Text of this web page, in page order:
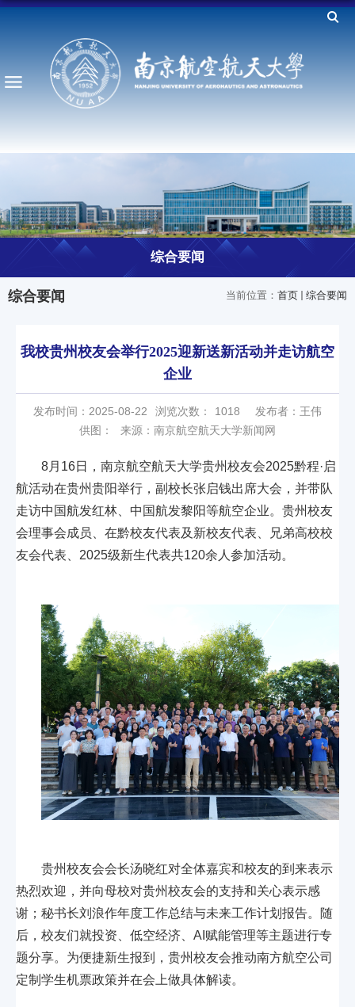
综合要闻
当前位置： 首页 综合要闻
综合要闻
我校贵州校友会举行2025迎新送新活动并走访航空
企业
发布时间：2025-08-22 浏览次数： 1018
发布者：王伟
供图：
来源：南京航空航天大学新闻网
8月16日，南京航空航天大学贵州校友会2025黔程·启
航活动在贵州贵阳举行，副校长张启钱出席大会，并带队
走访中国航发红林、中国航发黎阳等航空企业。贵州校友
会理事会成员、在黔校友代表及新校友代表、兄弟高校校
友会代表、2025级新生代表共120余人参加活动。
贵州校友会会长汤晓红对全体嘉宾和校友的到来表示
热烈欢迎，并向母校对贵州校友会的支持和关心表示感
谢；秘书长刘浪作年度工作总结与未来工作计划报告。随
后，校友们就投资、低空经济、AI赋能管理等主题进行专
题分享。为便捷新生报到，贵州校友会推动南方航空公司
定制学生机票政策并在会上做具体解读。